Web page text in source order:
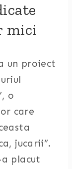
mici
un proiect
o
care
jucarii”.
placut